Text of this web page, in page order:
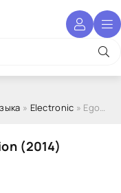
» Electronic » Egokind and Ozean - Transition (2014)
(2014)